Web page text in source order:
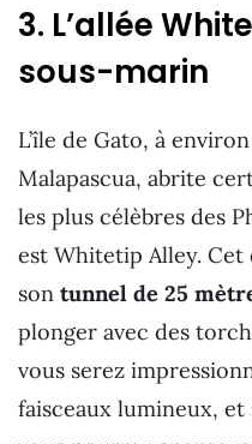
3. L’allée
sous-marin
L’île de Gato, à
Malapascua, abrite
les plus célèbres des
est Whitetip Alley.
son tunnel de 25
plonger avec des
vous serez
faisceaux lumineux, et